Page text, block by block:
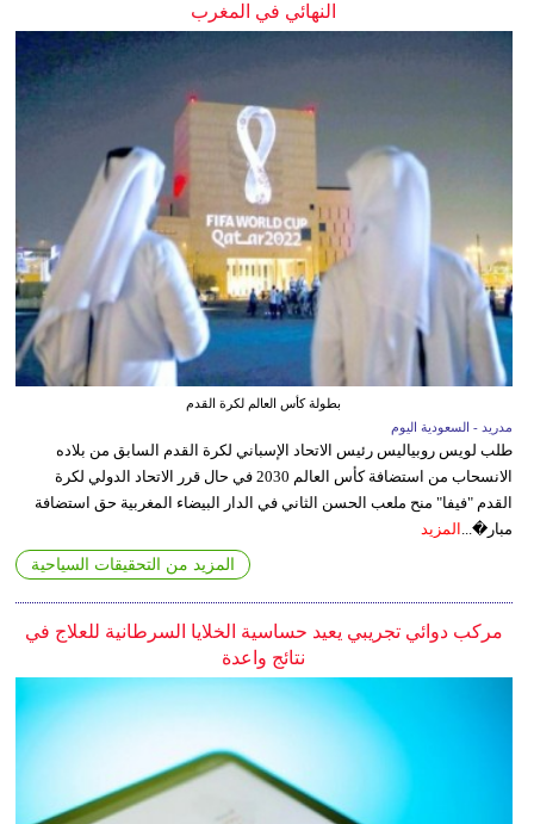
النهائي في المغرب
بطولة كأس العالم لكرة القدم
مدريد - السعودية اليوم
طلب لويس روبياليس رئيس الاتحاد الإسباني لكرة القدم السابق من بلاده
الانسحاب من استضافة كأس العالم 2030 في حال قرر الاتحاد الدولي لكرة
القدم "فيفا" منح ملعب الحسن الثاني في الدار البيضاء المغربية حق استضافة
مبار�... المزيد
المزيد من التحقيقات السياحية
مركب دوائي تجريبي يعيد حساسية الخلايا السرطانية للعلاج في
نتائج واعدة